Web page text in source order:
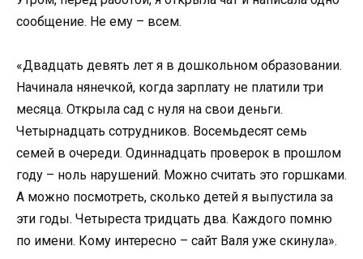
сообщение. Не ему – всем.
«Двадцать девять лет я в дошкольном образовании.
Начинала нянечкой, когда зарплату не платили три
месяца. Открыла сад с нуля на свои деньги.
Четырнадцать сотрудников. Восемьдесят семь
семей в очереди. Одиннадцать проверок в прошлом
году – ноль нарушений. Можно считать это горшками.
А можно посмотреть, сколько детей я выпустила за
эти годы. Четыреста тридцать два. Каждого помню
по имени. Кому интересно – сайт Валя уже скинула».